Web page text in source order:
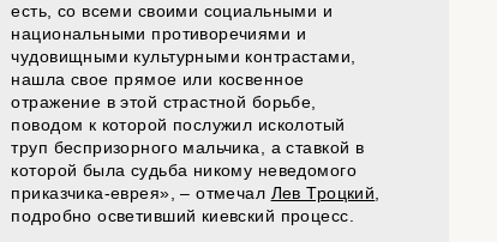
есть, со всеми своими социальными и
национальными противоречиями и
чудовищными культурными контрастами,
нашла свое прямое или косвенное
отражение в этой страстной борьбе,
поводом к которой послужил исколотый
труп беспризорного мальчика, а ставкой в
которой была судьба никому неведомого
приказчика-еврея», – отмечал Лев Троцкий
подробно осветивший киевский процесс.